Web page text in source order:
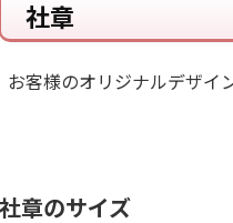
社章
お客様のオリジナルデザイ
社章のサイズ